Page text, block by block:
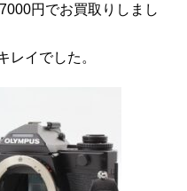
円でお買取りしまし
レイでした。